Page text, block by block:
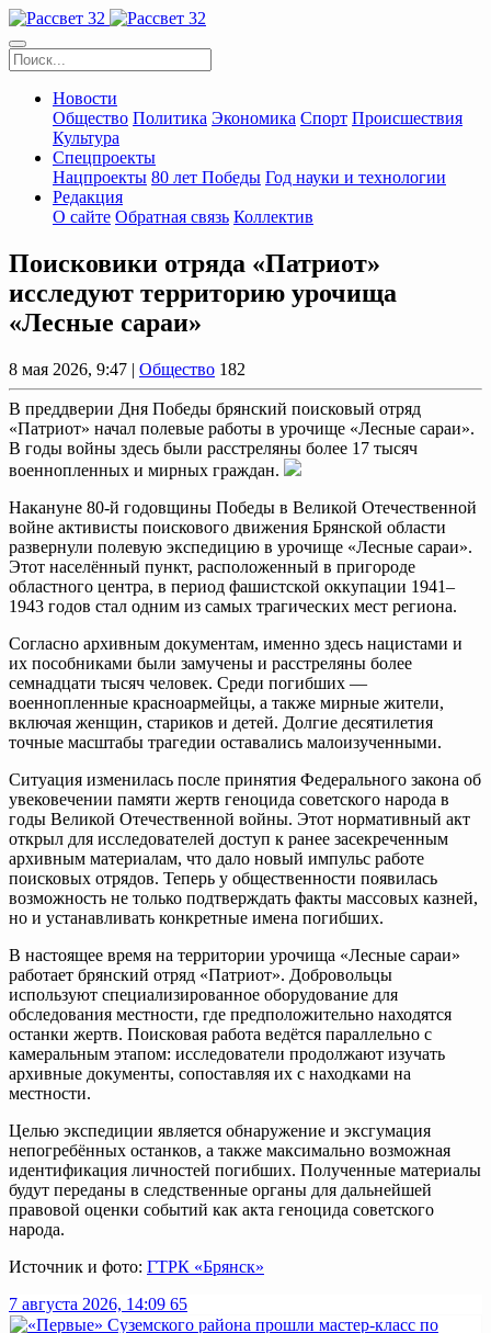
Новости
Общество Политика Экономика Спорт Происшествия
Культура
Спецпроекты
Нацпроекты 80 лет Победы Год науки и технологии
Редакция
О сайте Обратная связь Коллектив
Поисковики отряда «Патриот»
исследуют территорию урочища
«Лесные сараи»
8 мая 2026, 9:47 | Общество 182
В преддверии Дня Победы брянский поисковый отряд
«Патриот» начал полевые работы в урочище «Лесные сараи».
В годы войны здесь были расстреляны более 17 тысяч
военнопленных и мирных граждан.
Накануне 80-й годовщины Победы в Великой Отечественной
войне активисты поискового движения Брянской области
развернули полевую экспедицию в урочище «Лесные сараи».
Этот населённый пункт, расположенный в пригороде
областного центра, в период фашистской оккупации 1941–
1943 годов стал одним из самых трагических мест региона.
Согласно архивным документам, именно здесь нацистами и
их пособниками были замучены и расстреляны более
семнадцати тысяч человек. Среди погибших —
военнопленные красноармейцы, а также мирные жители,
включая женщин, стариков и детей. Долгие десятилетия
точные масштабы трагедии оставались малоизученными.
Ситуация изменилась после принятия Федерального закона об
увековечении памяти жертв геноцида советского народа в
годы Великой Отечественной войны. Этот нормативный акт
открыл для исследователей доступ к ранее засекреченным
архивным материалам, что дало новый импульс работе
поисковых отрядов. Теперь у общественности появилась
возможность не только подтверждать факты массовых казней,
но и устанавливать конкретные имена погибших.
В настоящее время на территории урочища «Лесные сараи»
работает брянский отряд «Патриот». Добровольцы
используют специализированное оборудование для
обследования местности, где предположительно находятся
останки жертв. Поисковая работа ведётся параллельно с
камеральным этапом: исследователи продолжают изучать
архивные документы, сопоставляя их с находками на
местности.
Целью экспедиции является обнаружение и эксгумация
непогребённых останков, а также максимально возможная
идентификация личностей погибших. Полученные материалы
будут переданы в следственные органы для дальнейшей
правовой оценки событий как акта геноцида советского
народа.
Источник и фото: ГТРК «Брянск»
7 августа 2026, 14:09 65